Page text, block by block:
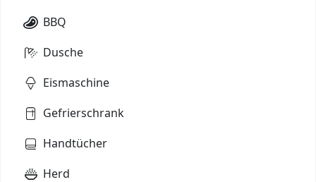
BBQ
Dusche
Eismaschine
Gefrierschrank
Handtücher
Herd